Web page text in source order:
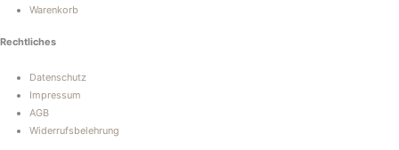
Warenkorb
Rechtliches
Datenschutz
Impressum
AGB
Widerrufsbelehrung